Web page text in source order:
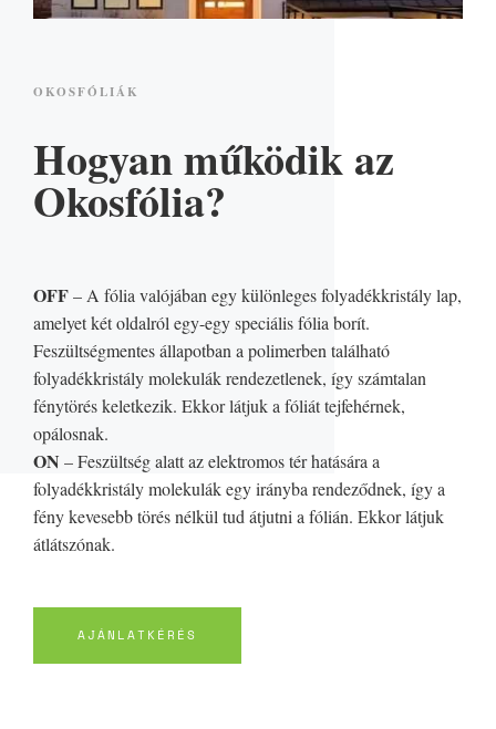
OKOSFÓLIÁK
Hogyan működik az
Okosfólia?
OFF– A fólia valójában egy különleges folyadékkristály lap,
amelyet két oldalról egy-egy speciális fólia borít.
Feszültségmentes állapotban a polimerben található
folyadékkristály molekulák rendezetlenek, így számtalan
fénytörés keletkezik. Ekkor látjuk a fóliát tejfehérnek,
opálosnak.
ON – Feszültség alatt az elektromos tér hatására a
folyadékkristály molekulák egy irányba rendeződnek, így a
fény kevesebb törés nélkül tud átjutni a fólián. Ekkor látjuk
átlátszónak.
AJÁNLATKÉRÉS